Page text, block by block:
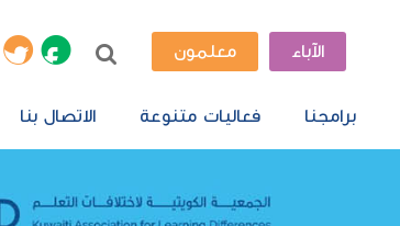
معلمون الآباء
برامجنا فعاليات متنوعة الاتصال بنا